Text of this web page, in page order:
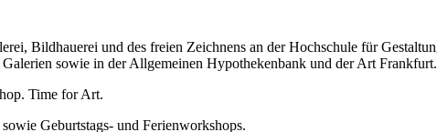
Bildhauerei und des freien Zeichnens an der Hochschule für
sowie in der Allgemeinen Hypothekenbank und der Art
Time for Art.
Geburtstags- und Ferienworkshops.